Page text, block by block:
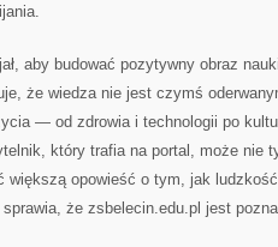
aby budować pozytywny obraz
że wiedza nie jest czymś
— od zdrowia i technologii po
który trafia na portal, może nie
opowieść o tym, jak ludzkość
że zsbelecin.edu.pl jest